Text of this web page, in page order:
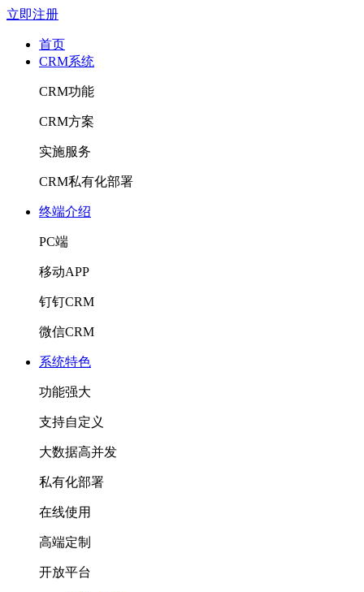
立即注册
首页
CRM系统
CRM功能
CRM方案
实施服务
CRM私有化部署
终端介绍
PC端
移动APP
钉钉CRM
微信CRM
系统特色
功能强大
支持自定义
大数据高并发
私有化部署
在线使用
高端定制
开放平台